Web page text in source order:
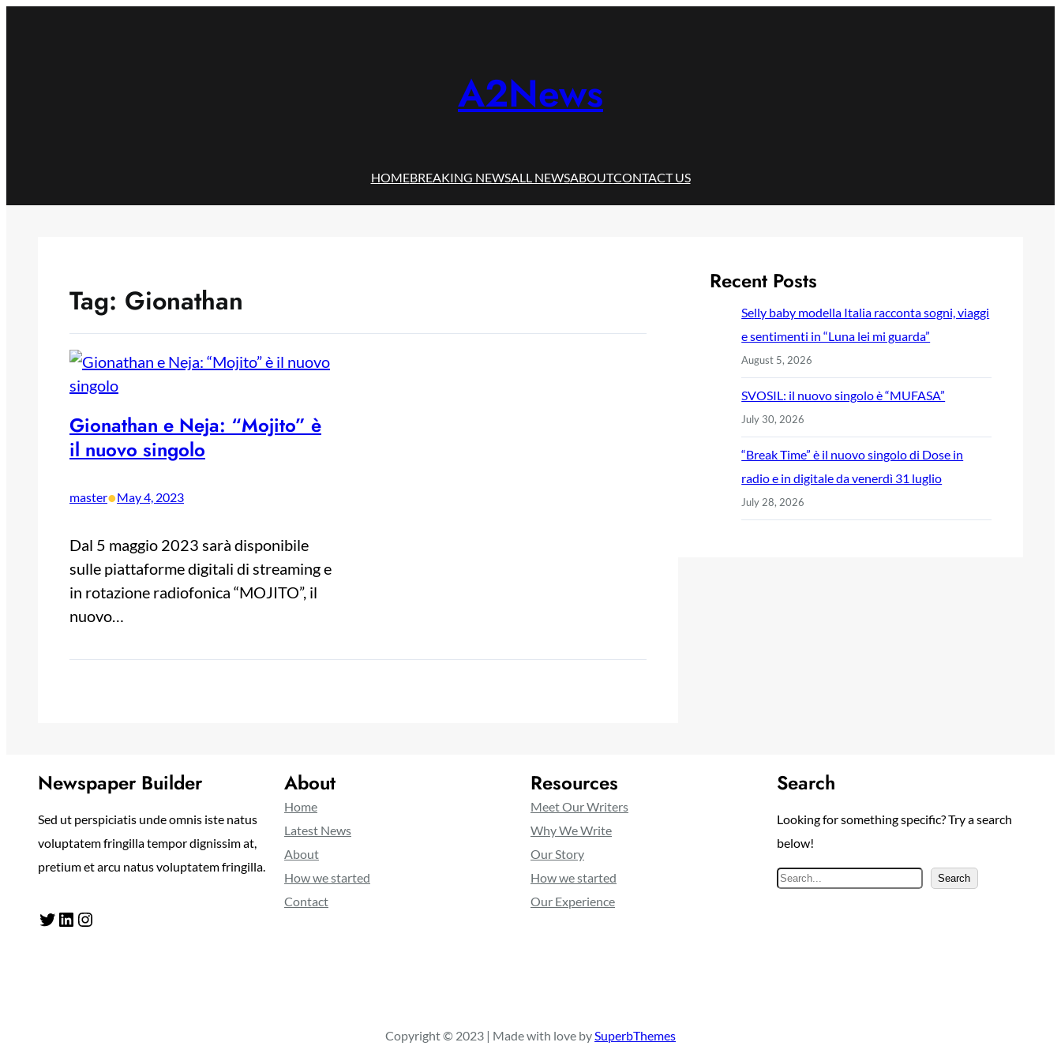
A2News
HOMEBREAKING NEWSALL NEWSABOUTCONTACT US
Tag: Gionathan
Gionathan e Neja: “Mojito” è
il nuovo singolo
master•May 4, 2023
Dal 5 maggio 2023 sarà disponibile
sulle piattaforme digitali di streaming e
in rotazione radiofonica “MOJITO”, il
nuovo…
Recent Posts
Selly baby modella Italia racconta sogni, viaggi
e sentimenti in “Luna lei mi guarda”
August 5, 2026
SVOSIL: il nuovo singolo è “MUFASA”
July 30, 2026
“Break Time” è il nuovo singolo di Dose in
radio e in digitale da venerdì 31 luglio
July 28, 2026
Newspaper Builder
Sed ut perspiciatis unde omnis iste natus
voluptatem fringilla tempor dignissim at,
pretium et arcu natus voluptatem fringilla.
Twitter LinkedIn Instagram
About
Home
Latest News
About
How we started
Contact
Resources
Meet Our Writers
Why We Write
Our Story
How we started
Our Experience
Search
Looking for something specific? Try a search
below!
S
Search
Copyright © 2023 | Made with love bySuperbThemes